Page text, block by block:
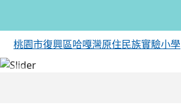
桃園市復興區哈嘎灣原住民族實驗小學